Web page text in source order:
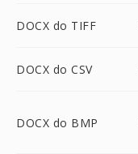
DOCX do TIFF
DOCX do CSV
DOCX do BMP